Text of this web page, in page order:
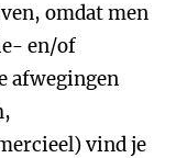
omdat men
en/of
afwegingen
vind je